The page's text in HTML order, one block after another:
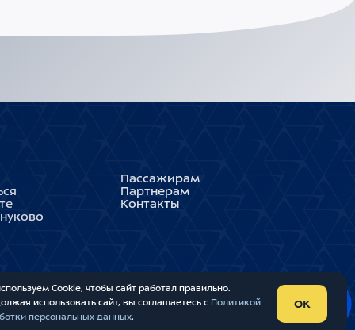
Пассажирам
Партнерам
Контакты
Cookie, чтобы сайт работал правильно.
использовать сайт, вы соглашаетесь с
Политикой
персональных данных.
OK